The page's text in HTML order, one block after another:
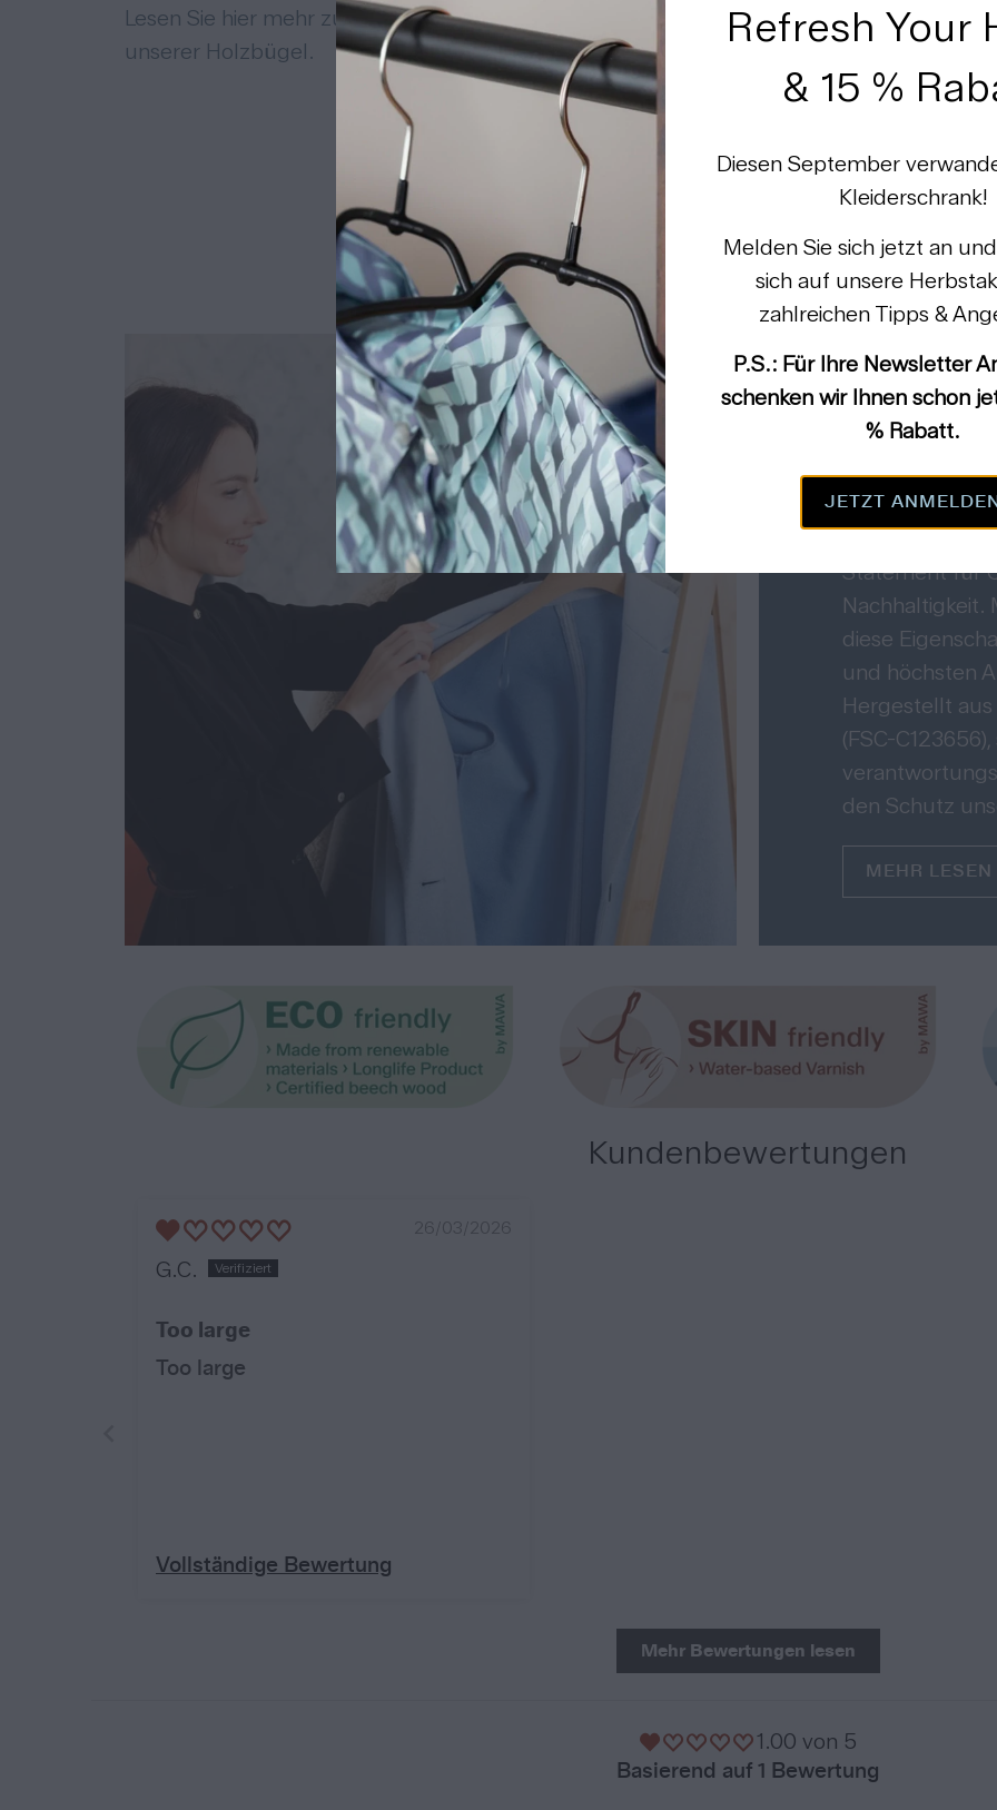
Lesen Sie hier mehr zum Thema MAWA & Nachhaltigkeit sowie zur Zertifizierung
unserer Holzbügel.
info@kleiderbuegel-kaufen.de
08441 800 203
Holz ist mehr
Statement für
Nachhaltigkeit.
diese
und höchsten
Hergestellt
(FSC-
den Schutz
MEHR LESEN
Kundenbewertungen
26/03/2026
G.C.
Too large
Too large
Vollständige Bewertung
Mehr Bewertungen lesen
1.00 von 5
Basierend auf 1 Bewertung
Refresh Your
& 15 %
Diesen September
Kleiderschrank!
Melden Sie sich jetzt an
sich auf unsere
zahlreichen Tipps &
P.S.: Für Ihre Newsletter
schenken wir Ihnen schon
% Rabatt.
JETZT ANMELDEN